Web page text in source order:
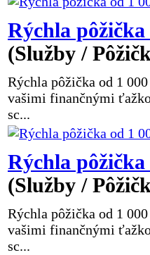
Rýchla pôžička
(Služby /
Rýchla pôžička od 1
vašimi finančnými
sc...
Rýchla pôžička
(Služby /
Rýchla pôžička od 1
vašimi finančnými
sc...